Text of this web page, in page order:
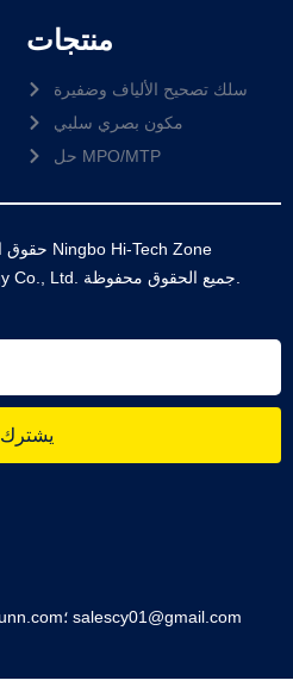
منتجات
سلك تصحيح الألياف وضفيرة
مكون بصري سلبي
حل MPO/MTP
يشترك
البريد الإلكتروني: sales1@newsunn.com؛ salescy01@gmail.com